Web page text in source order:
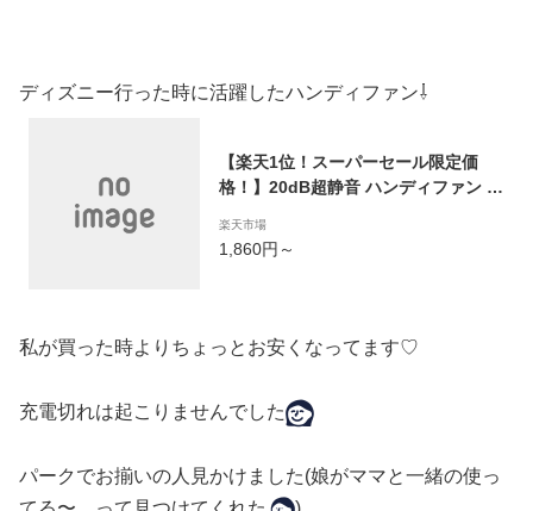
ディズニー行った時に活躍したハンディファン⇩
【楽天1位！スーパーセール限定価
格！】20dB超静音 ハンディファン ハ
機 携帯扇風機 手持ち扇風機 小型扇風
機 ミニ扇風機 usb 扇風機 ポータブル
内蔵
楽天市場
1,860円～
私が買った時よりちょっとお安くなってます♡
充電切れは起こりませんでした
パークでお揃いの人見かけました(娘がママと一緒の使っ